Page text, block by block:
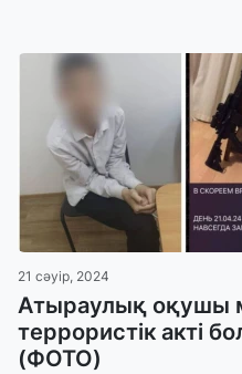
21 сәуір, 2024
Атыраулық оқушы
террористік акті
(ФОТО)